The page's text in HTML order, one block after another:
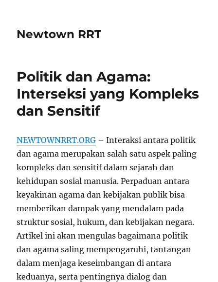
Newtown RRT
Politik dan Agama:
Interseksi yang Kompleks
dan Sensitif
NEWTOWNRRT.ORG – Interaksi antara politik
dan agama merupakan salah satu aspek paling
kompleks dan sensitif dalam sejarah dan
kehidupan sosial manusia. Perpaduan antara
keyakinan agama dan kebijakan publik bisa
memberikan dampak yang mendalam pada
struktur sosial, hukum, dan kebijakan negara.
Artikel ini akan mengulas bagaimana politik
dan agama saling mempengaruhi, tantangan
dalam menjaga keseimbangan di antara
keduanya, serta pentingnya dialog dan